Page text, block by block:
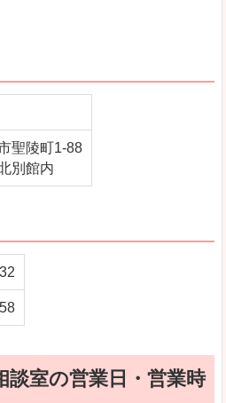
聖陵町1-88
別館内
談室の営業日・営業時